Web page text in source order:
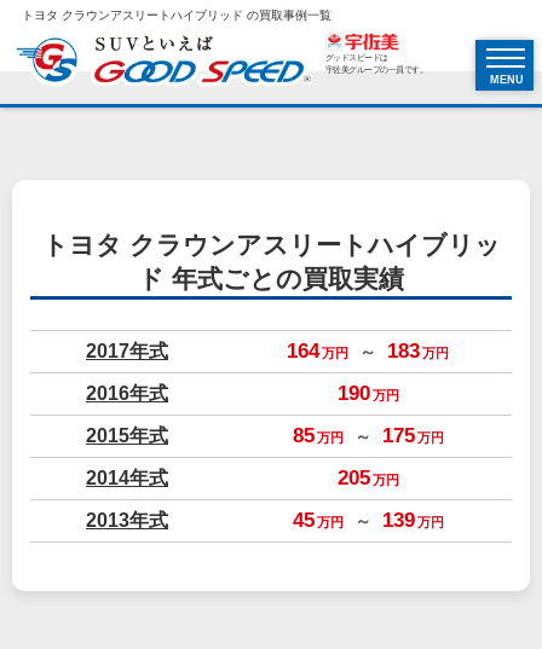
トヨタ クラウンアスリートハイブリッド の買取事例一覧
グッドスピードは
宇佐美グループの一員です。
MENU
トヨタ クラウンアスリートハイブリッ
ド 年式ごとの買取実績
2017年式 164万円 ～ 183万円
2016年式 190 万円
2015年式 85 万円 ～ 175 万円
2014年式 205 万円
2013年式 45 万円 ～ 139 万円